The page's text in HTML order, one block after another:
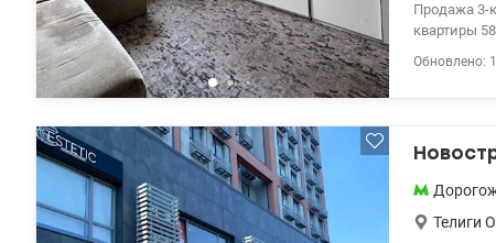
Продажа 3-к квартиры
квартиры
Обновлено:
Телиги